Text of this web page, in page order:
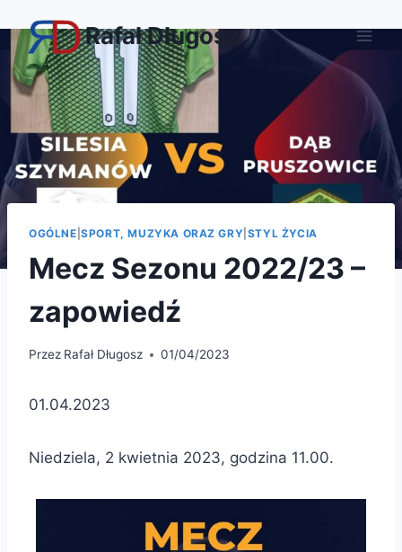
do
treści
Rafał Długosz
OGÓLNE |SPORT, MUZYKA ORAZ GRY STYL ŻYCIA
Mecz Sezonu 2022/23 –
zapowiedź
Przez Rafał Długosz 01/04/2023
01.04.2023
Niedziela, 2 kwietnia 2023, godzina 11.00.